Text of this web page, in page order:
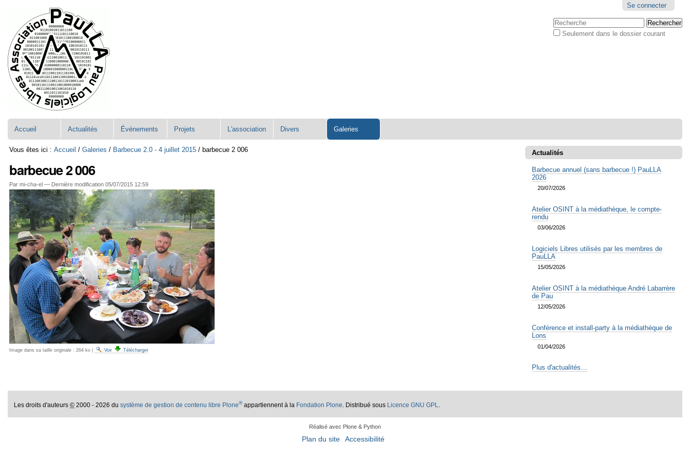
contenu.
Aller
à
la
navigation
personnels
Se connecter
Chercher par
Seulement dans le dossier courant
Accueil Actualités Événements Projets L'association Divers Galeries
Vous êtes ici : Accueil /Galeries / Barbecue 2.0 - 4 juillet 2015 / barbecue 2 006
barbecue 2 006
Par mi-cha-el — Dernière modification 05/07/2015 12:59
Image dans sa taille originale : 264 ko Voir Télécharger
Actualités
Barbecue annuel (sans barbecue !) PauLLA
2026
20/07/2026
Atelier OSINT à la médiathèque, le compte-
rendu
03/06/2026
Logiciels Libres utilisés par les membres de
PauLLA
15/05/2026
Atelier OSINT à la médiathèque André Labarrère
de Pau
12/05/2026
Conférence et install-party à la médiathèque de
Lons
01/04/2026
Plus d'actualités…
Les droits d'auteurs© 2000 - 2026 dusystème de gestion de contenu libre Plone®appartiennent à la Fondation Plone . Distribué sous Licence GNU GPL
Réalisé avec Plone & Python
Plan du site Accessibilité